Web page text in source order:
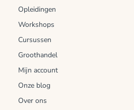
Opleidingen
Workshops
Cursussen
Groothandel
Mijn account
Onze blog
Over ons